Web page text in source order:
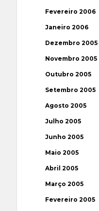
Fevereiro 2006
Janeiro 2006
Dezembro 2005
Novembro 2005
Outubro 2005
Setembro 2005
Agosto 2005
Julho 2005
Junho 2005
Maio 2005
Abril 2005
Março 2005
Fevereiro 2005